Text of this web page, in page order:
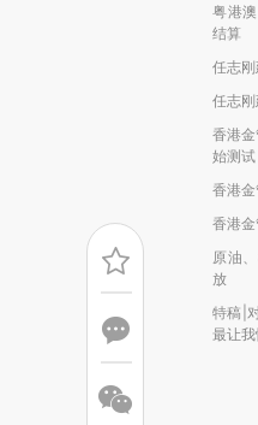
粤港
结算
任志
任志
香港
始测试
香港
香港
原油
放
特稿|
最让